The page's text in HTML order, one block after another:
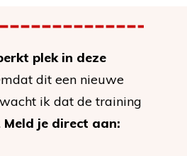
plek in deze
dit een nieuwe
ik dat de training
Meld je direct aan: